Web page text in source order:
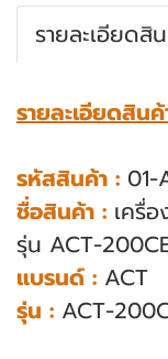
รายละเอียดสิ
รายละเอียดสินค้
รหัสสินค้า : 01-
ชื่อสินค้า : เครื่
รุ่น ACT-
แบรนด์ : ACT
รุ่น : ACT-